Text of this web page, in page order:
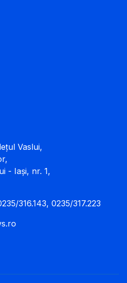
Vaslui,
- Iași, nr. 1,
316.143, 0235/317.223